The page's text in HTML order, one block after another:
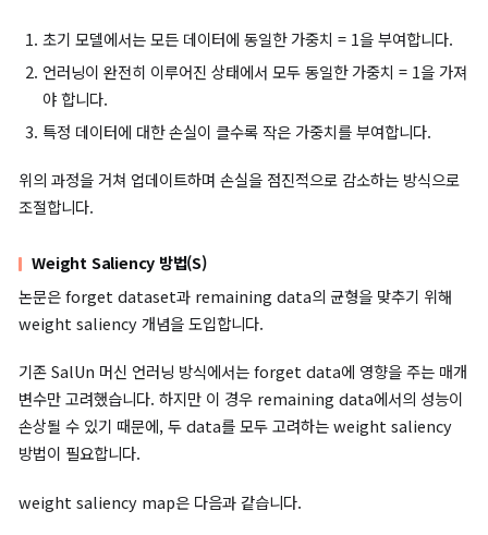
(9)θt−θtr≈βt [ ∇2L r(θt) −1∇ Lu( θt =β t2
−1 ∇Lu( θt)
이 방식은 언러닝 과정에서 forget data에 대한 성능을 크게 손
는 방향이면 매개변수 업데이트가 약해지고, 영향을 덜 미치는 방
업데이트가 강해집니다. 즉 단순히 손실함수의 기울기를 합산하는
성능을 최대한 보존할 수 있습니다.
가중치 조절 방식(F)
기존 언러닝 방식에서는 모든 샘플이 동일한 중요도를 가집니다.
러닝 시 손실함수에서 동일한 기여도를 가집니다. 다만 중요도에
어떤 샘플은 한 번의 업데이트로 쉽게 잊힐 수 있고, 여러 번의 업
에도 잊히지 않을 수 있습니다.
논문은 샘플의 중요도에 따라 가중치를 다르게 부여함으로써 이